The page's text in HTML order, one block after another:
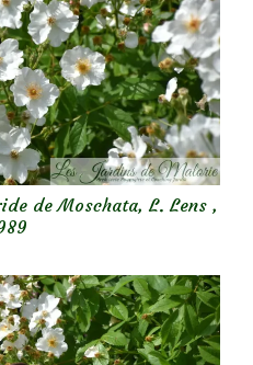
de Moschata, L. Lens ,